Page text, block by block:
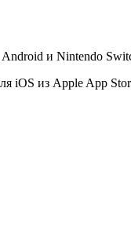
и Nintendo
из Apple App